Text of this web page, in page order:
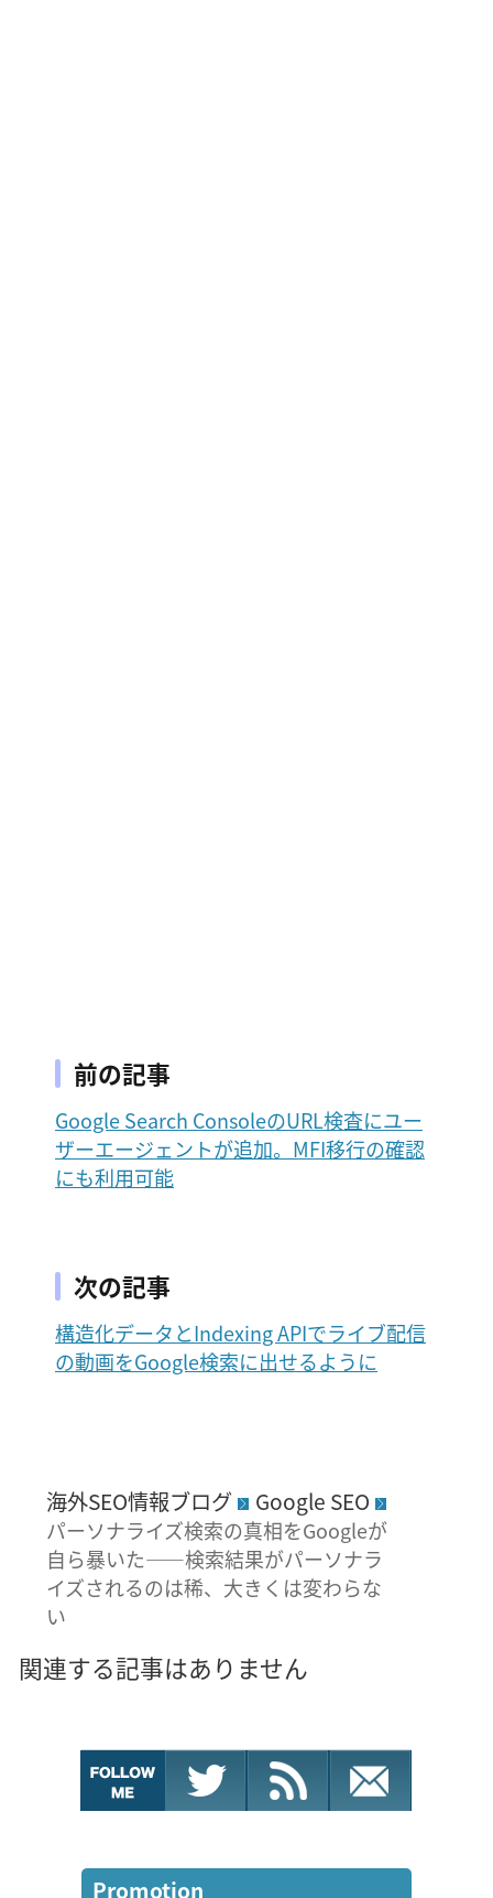
前の記事
Google Search ConsoleのURL検査にユー
ザーエージェントが追加。MFI移行の確認
にも利用可能
次の記事
構造化データとIndexing APIでライブ配信
の動画をGoogle検索に出せるように
海外SEO情報ブログ Google SEO
パーソナライズ検索の真相をGoogleが
自ら暴いた――検索結果がパーソナラ
イズされるのは稀、大きくは変わらな
い
関連する記事はありません
Promotion